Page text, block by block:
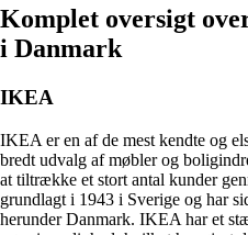
Komplet oversigt
i Danmark
IKEA
IKEA er en af de mest kendte og
bredt udvalg af møbler og
at tiltrække et stort antal kunder
grundlagt i 1943 i Sverige og har
herunder Danmark. IKEA har et